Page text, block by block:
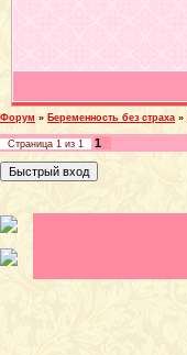
Форум » Беременность без страха »
Страница 1 из 1 1